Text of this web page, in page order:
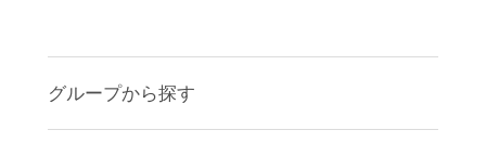
グループから探す